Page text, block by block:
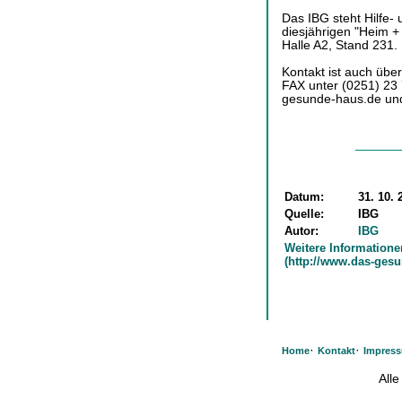
Das IBG steht Hilfe-
diesjährigen "Heim
Halle A2, Stand 231.
Kontakt ist auch
FAX unter (0251)
gesunde-haus.de
Datum:
31. 10.
Quelle:
IBG
Autor:
IBG
Weitere
(http://www.das-
Home· Kontakt·